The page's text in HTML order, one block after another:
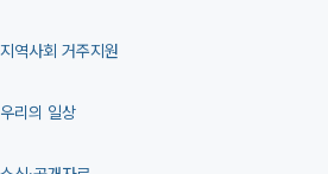
지역사회 거주지원
우리의 일상